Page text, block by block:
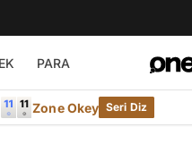
PARA
Zone Okey Seri Diz